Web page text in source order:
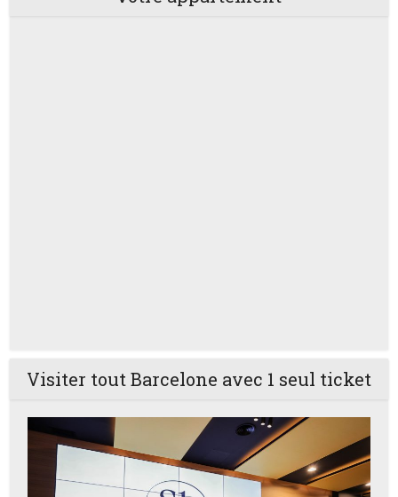
Visiter tout Barcelone avec 1 seul ticket